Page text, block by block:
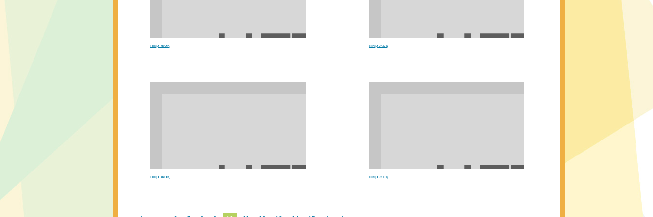
пікір жоқ пікір жоқ
пікір жоқ пікір жоқ